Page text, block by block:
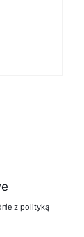
z polityką